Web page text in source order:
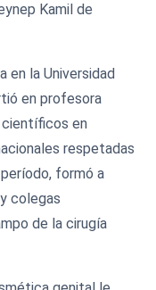
Kamil de
en la Universidad
en profesora
en
respetadas
formó a
colegas
de la cirugía